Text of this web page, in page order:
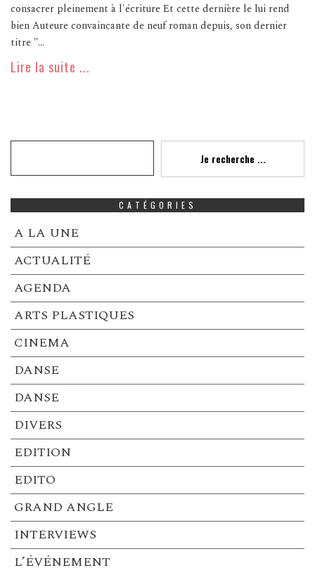
consacrer pleinement à l'écriture Et cette dernière le lui rend
bien Auteure convaincante de neuf roman depuis, son dernier
titre "...
Lire la suite ...
Je recherche ...
CATÉGORIES
A LA UNE
ACTUALITÉ
AGENDA
ARTS PLASTIQUES
CINEMA
DANSE
DANSE
DIVERS
EDITION
EDITO
GRAND ANGLE
INTERVIEWS
L’ÉVÉNEMENT